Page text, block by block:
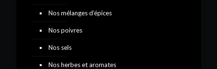
Nos mélanges d’épices
Nos poivres
Nos sels
Nos herbes et aromates